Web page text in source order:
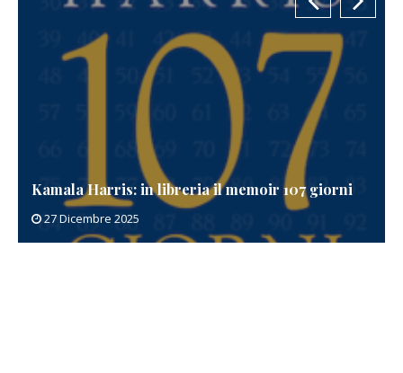
il memoir 107 giorni Patricia Cornwell in